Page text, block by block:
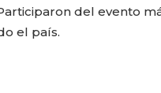
del evento
el país.